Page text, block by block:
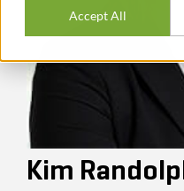
Accept All
Kim